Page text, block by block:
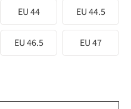
EU 44 EU 44.5
EU 46.5 EU 47